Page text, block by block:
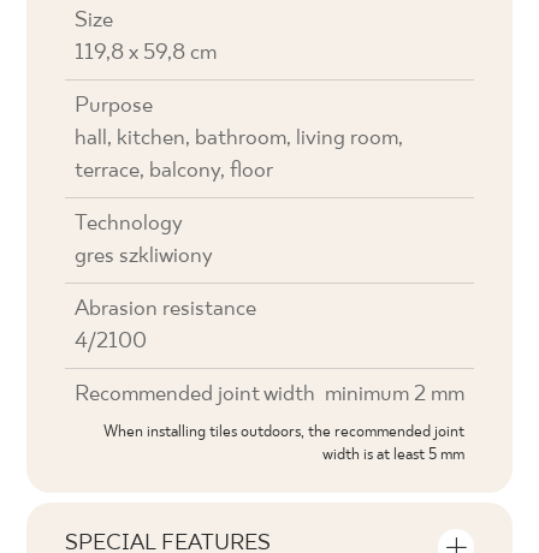
Size
119,8 x 59,8 cm
Purpose
hall, kitchen, bathroom, living room,
terrace, balcony, floor
Technology
gres szkliwiony
Abrasion resistance
4/2100
Recommended joint width minimum 2 mm
When installing tiles outdoors, the recommended joint
width is at least 5 mm
SPECIAL FEATURES